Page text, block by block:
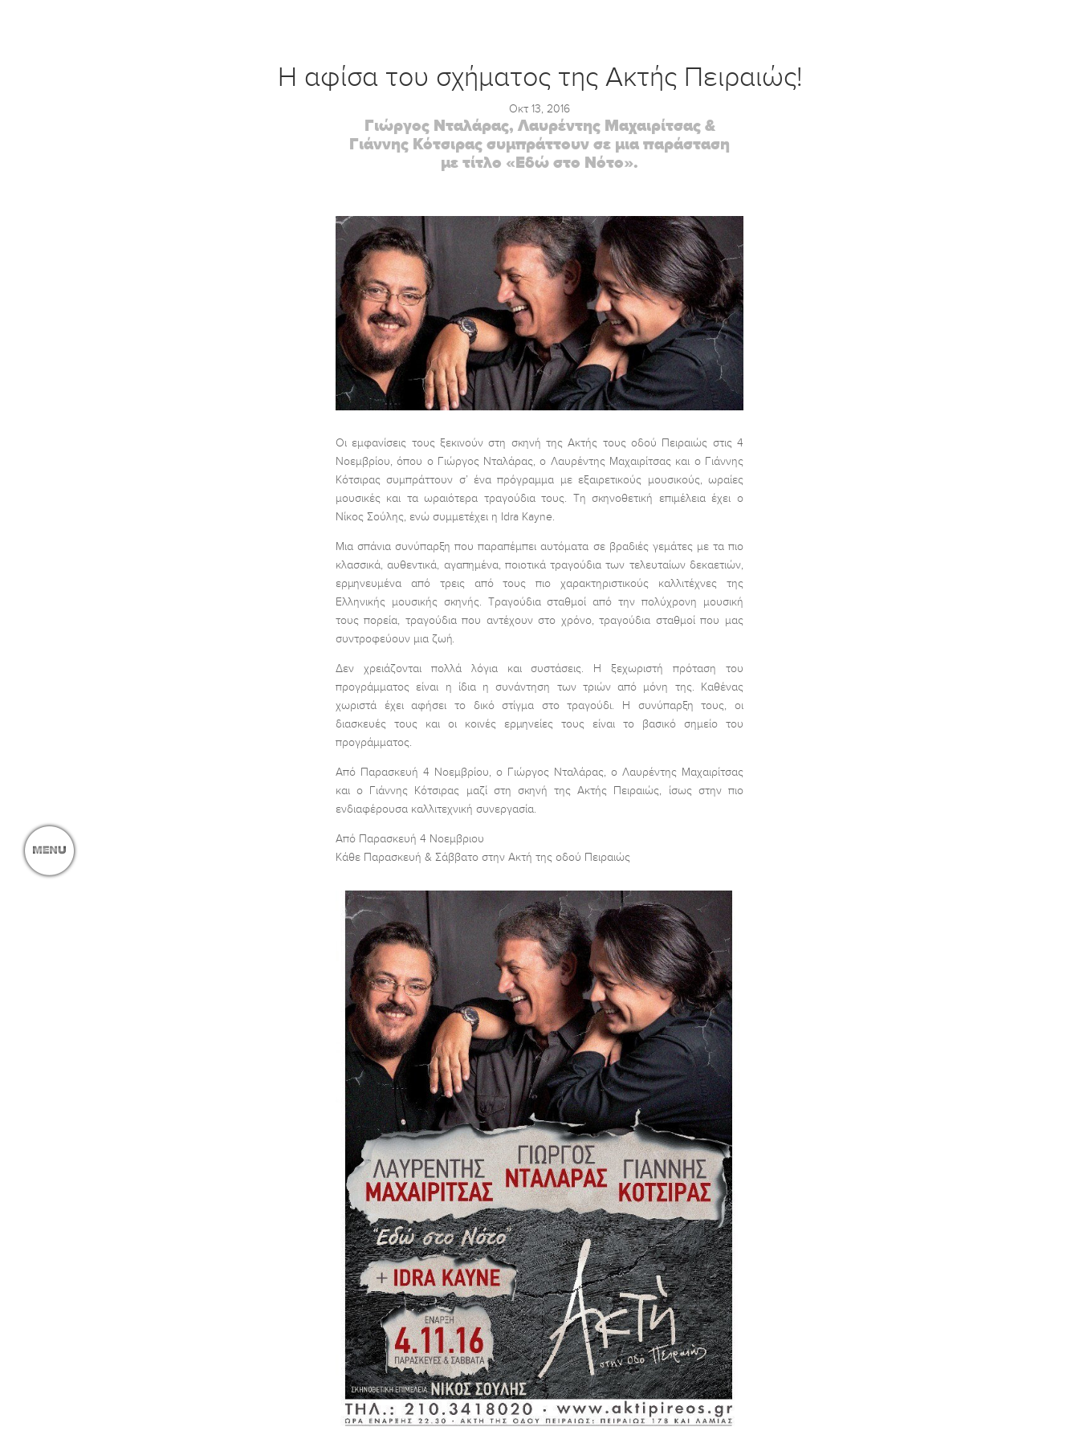
Η αφίσα του σχήματος της Ακτής Πειραιώς!
Οκτ 13, 2016
Γιώργος Νταλάρας, Λαυρέντης Μαχαιρίτσας &
Γιάννης Κότσιρας συμπράττουν σε μια παράσταση
με τίτλο «Εδώ στο Νότο».
Οι εμφανίσεις τους ξεκινούν στη σκηνή της Ακτής τους οδού Πειραιώς στις 4
Νοεμβρίου, όπου ο Γιώργος Νταλάρας, ο Λαυρέντης Μαχαιρίτσας και ο Γιάννης
Κότσιρας συμπράττουν σ’ ένα πρόγραμμα με εξαιρετικούς μουσικούς, ωραίες
μουσικές και τα ωραιότερα τραγούδια τους. Τη σκηνοθετική επιμέλεια έχει ο
Νίκος Σούλης, ενώ συμμετέχει η Idra Kayne.
Μια σπάνια συνύπαρξη που παραπέμπει αυτόματα σε βραδιές γεμάτες με τα πιο
κλασσικά, αυθεντικά, αγαπημένα, ποιοτικά τραγούδια των τελευταίων δεκαετιών,
ερμηνευμένα από τρεις από τους πιο χαρακτηριστικούς καλλιτέχνες της
Ελληνικής μουσικής σκηνής. Τραγούδια σταθμοί από την πολύχρονη μουσική
τους πορεία, τραγούδια που αντέχουν στο χρόνο, τραγούδια σταθμοί που μας
συντροφεύουν μια ζωή.
Δεν χρειάζονται πολλά λόγια και συστάσεις. Η ξεχωριστή πρόταση του
προγράμματος είναι η ίδια η συνάντηση των τριών από μόνη της. Καθένας
χωριστά έχει αφήσει το δικό στίγμα στο τραγούδι. Η συνύπαρξη τους, οι
διασκευές τους και οι κοινές ερμηνείες τους είναι το βασικό σημείο του
προγράμματος.
Από Παρασκευή 4 Νοεμβρίου, ο Γιώργος Νταλάρας, ο Λαυρέντης Μαχαιρίτσας
και ο Γιάννης Κότσιρας μαζί στη σκηνή της Ακτής Πειραιώς, ίσως στην πιο
ενδιαφέρουσα καλλιτεχνική συνεργασία.
Από Παρασκευή 4 Νοεμβριου
Κάθε Παρασκευή & Σάββατο στην Ακτή της οδού Πειραιώς